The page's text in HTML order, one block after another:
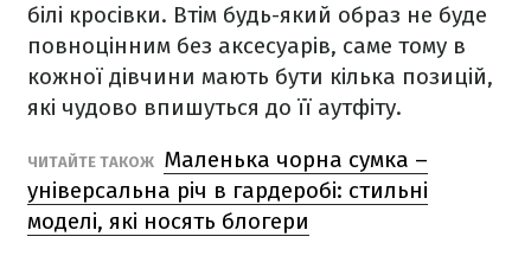
білі кросівки. Втім будь-який образ не буде
повноцінним без аксесуарів, саме тому в
кожної дівчини мають бути кілька позицій,
які чудово впишуться до її аутфіту.
ЧИТАЙТЕ ТАКОЖ Маленька чорна сумка –
універсальна річ в гардеробі: стильні
моделі, які носять блогери